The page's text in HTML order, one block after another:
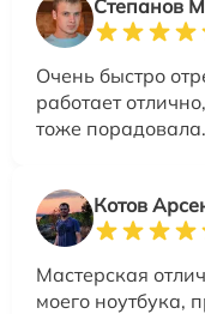
Степанов
Очень быстро
работает
тоже
Котов
Мастерская
моего ноутбука,